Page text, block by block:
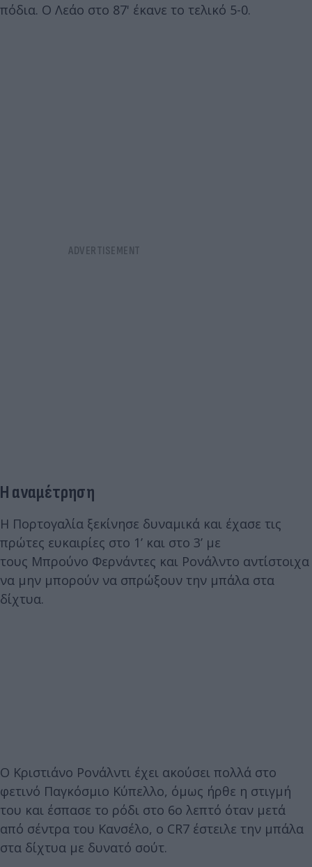
πόδια. Ο Λεάο στο 87' έκανε το τελικό 5-0.
Η αναμέτρηση
Η Πορτογαλία ξεκίνησε δυναμικά και έχασε τις
πρώτες ευκαιρίες στο 1’ και στο 3’ με
τους Μπρούνο Φερνάντες και Ρονάλντο αντίστοιχα
να μην μπορούν να σπρώξουν την μπάλα στα
δίχτυα.
Ο Κριστιάνο Ρονάλντι έχει ακούσει πολλά στο
φετινό Παγκόσμιο Κύπελλο, όμως ήρθε η στιγμή
του και έσπασε το ρόδι στο 6ο λεπτό όταν μετά
από σέντρα του Κανσέλο, ο CR7 έστειλε την μπάλα
στα δίχτυα με δυνατό σούτ.